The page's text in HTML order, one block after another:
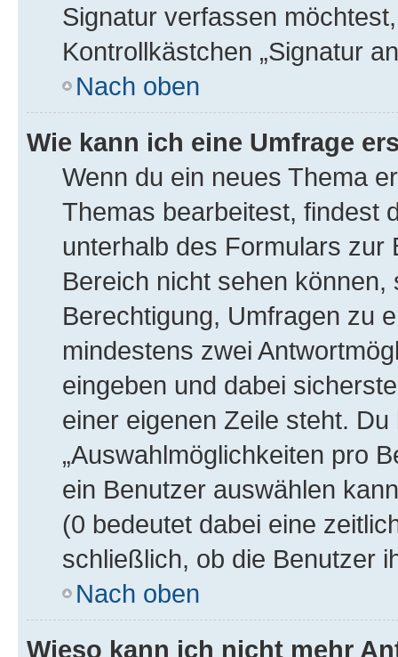
Signatur verfassen
Kontrollkästchen „Signatur
Nach oben
Wie kann ich eine Umfrage
Wenn du ein neues Thema
Themas bearbeitest, findest
unterhalb des Formulars zur
Bereich nicht sehen
Berechtigung, Umfragen zu
mindestens zwei
eingeben und dabei
einer eigenen Zeile steht.
„Auswahlmöglichkeiten pro
ein Benutzer auswählen
(0 bedeutet dabei eine
schließlich, ob die Benutzer
Nach oben
Wieso kann ich nicht mehr